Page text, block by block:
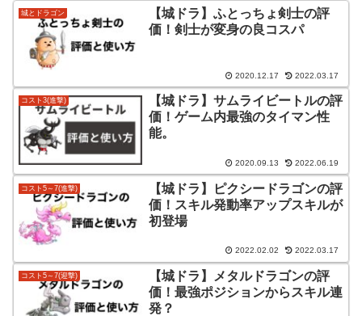
城とドラゴン
【城ドラ】ふとっちょ剣士の評
価！剣士が変身の良コスパ
2020.12.17 2022.03.17
コスト3(進撃)
【城ドラ】サムライビートルの評
価！ゲーム内最強のタイマン性
能。
2020.09.13 2022.06.19
コスト5～7(進撃)
【城ドラ】ピクシードラゴンの評
価！スキル発動率アップスキルが
初登場
2022.02.02 2022.03.17
コスト5～7(迎撃)
【城ドラ】メタルドラゴンの評
価！最強ポジションからスキル連
発？